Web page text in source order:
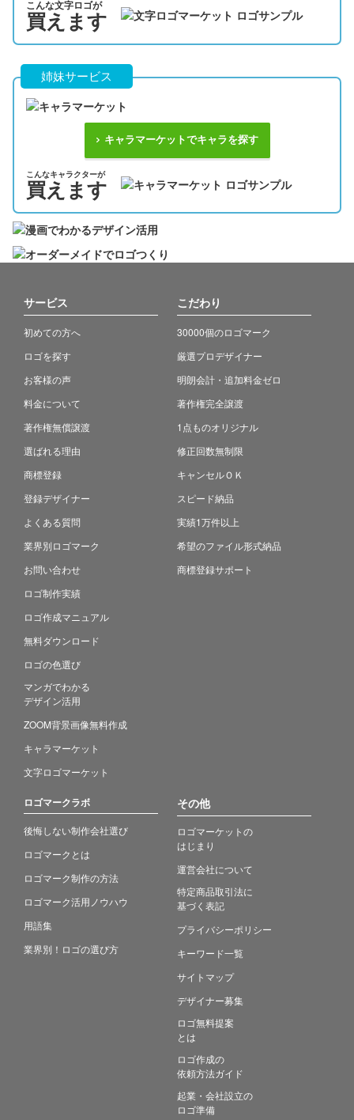
こんな文字ロゴが
買えます
姉妹サービス
キャラマーケットでキャラを探す
こんなキャラクターが
買えます
サービス
初めての方へ
ロゴを探す
お客様の声
料金について
著作権無償譲渡
選ばれる理由
商標登録
登録デザイナー
よくある質問
業界別ロゴマーク
お問い合わせ
ロゴ制作実績
ロゴ作成マニュアル
無料ダウンロード
ロゴの色選び
マンガでわかる
デザイン活用
ZOOM背景画像無料作成
キャラマーケット
文字ロゴマーケット
こだわり
30000個のロゴマーク
厳選プロデザイナー
明朗会計・追加料金ゼロ
著作権完全譲渡
1点ものオリジナル
修正回数無制限
キャンセルＯＫ
スピード納品
実績1万件以上
希望のファイル形式納品
商標登録サポート
ロゴマークラボ
後悔しない制作会社選び
ロゴマークとは
ロゴマーク制作の方法
ロゴマーク活用ノウハウ
用語集
業界別！ロゴの選び方
その他
ロゴマーケットの
はじまり
運営会社について
特定商品取引法に
基づく表記
プライバシーポリシー
キーワード一覧
サイトマップ
デザイナー募集
ロゴ無料提案
とは
ロゴ作成の
依頼方法ガイド
起業・会社設立の
ロゴ準備